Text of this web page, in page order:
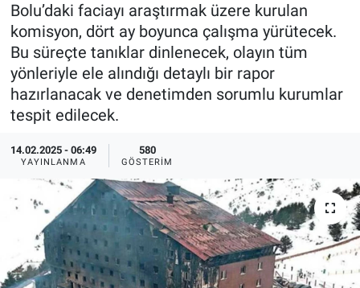
Bolu’daki faciayı araştırmak üzere kurulan
komisyon, dört ay boyunca çalışma yürütecek.
Bu süreçte tanıklar dinlenecek, olayın tüm
yönleriyle ele alındığı detaylı bir rapor
hazırlanacak ve denetimden sorumlu kurumlar
tespit edilecek.
14.02.2025 - 06:49
YAYINLANMA
580
GÖSTERIM
Doğa Konuşuyor
Dünya
Ege Saati
Eğlence
Ekonomi
Sağlık
Spor
Yayın Akışı
Tüm Manşetler
Son Dakika Haberleri
Haber Arşivi